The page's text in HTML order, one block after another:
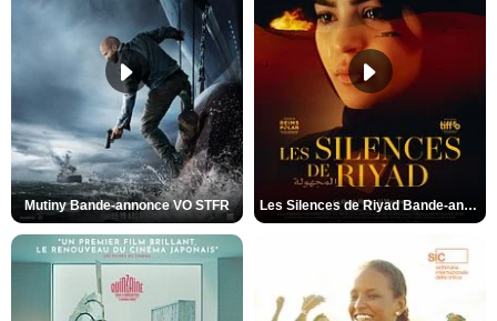
Mutiny Bande-annonce VO STFR Les Silences de Riyad Bande-annonce VO STFR